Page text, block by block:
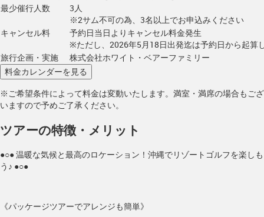
最少催行人数
3人
※2サム不可の為、3名以上でお申込みください
キャンセル料
予約日当日よりキャンセル料金発生
※ただし、2026年5月18日出発迄は予約日から起算
旅行企画・実施
株式会社ホワイト・ベアーファミリー
※ご希望条件によって料金は変動いたします。満室・満席の場合もござ
いますので予めご了承ください。
ツアーの特徴・メリット
●○● 温暖な気候と最高のロケーション！沖縄でリゾートゴルフを楽しも
う♪ ●○●
《パッケージツアーでアレンジも簡単》